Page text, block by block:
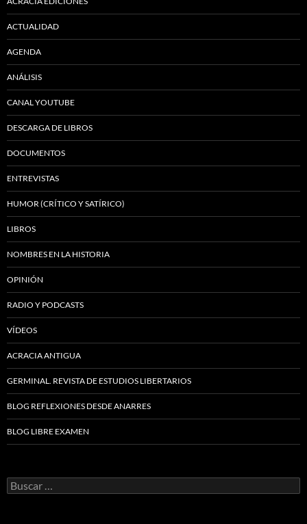
ACTUALIDAD
AGENDA
ANÁLISIS
CANAL YOUTUBE
DESCARGA DE LIBROS
DOCUMENTOS
ENTREVISTAS
HUMOR (CRÍTICO Y SATÍRICO)
LIBROS
NOMBRES EN LA HISTORIA
OPINIÓN
RADIO Y PODCASTS
VÍDEOS
ACRACIA ANTIGUA
GERMINAL. REVISTA DE ESTUDIOS LIBERTARIOS
BLOG REFLEXIONES DESDE ANARRES
BLOG LIBRE EXAMEN
Buscar: